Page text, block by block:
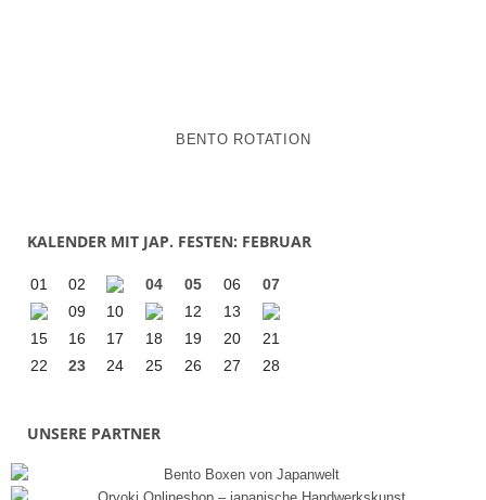
BENTO ROTATION
KALENDER MIT JAP. FESTEN: FEBRUAR
01 02 04 05 06
07
09
10 12
13
15
16 17 18 19 20
21
22
23 24 25 26 27 28
UNSERE PARTNER